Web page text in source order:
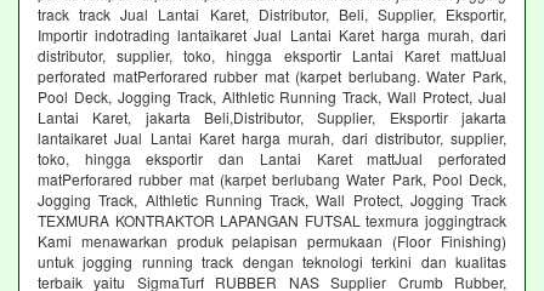
track track Jual Lantai Karet, Distributor, Beli, Supplier, Eksportir,
Importir indotrading lantaikaret Jual Lantai Karet harga murah, dari
distributor, supplier, toko, hingga eksportir Lantai Karet mattJual
perforated matPerforared rubber mat (karpet berlubang. Water Park,
Pool Deck, Jogging Track, Althletic Running Track, Wall Protect, Jual
Lantai Karet, jakarta Beli,Distributor, Supplier, Eksportir jakarta
lantaikaret Jual Lantai Karet harga murah, dari distributor, supplier,
toko, hingga eksportir dan Lantai Karet mattJual perforated
matPerforared rubber mat (karpet berlubang Water Park, Pool Deck,
Jogging Track, Althletic Running Track, Wall Protect, Jogging Track
TEXMURA KONTRAKTOR LAPANGAN FUTSAL texmura joggingtrack
Kami menawarkan produk pelapisan permukaan (Floor Finishing)
untuk jogging running track dengan teknologi terkini dan kualitas
terbaik yaitu SigmaTurf RUBBER NAS Supplier Crumb Rubber,